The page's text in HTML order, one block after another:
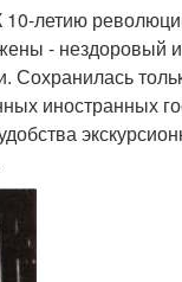
10-летию
- нездоровый
иностранных